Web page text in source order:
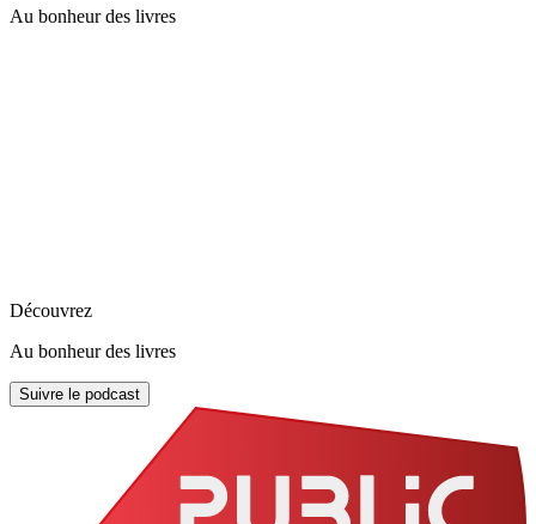
Au bonheur des livres
Découvrez
Au bonheur des livres
Suivre le podcast